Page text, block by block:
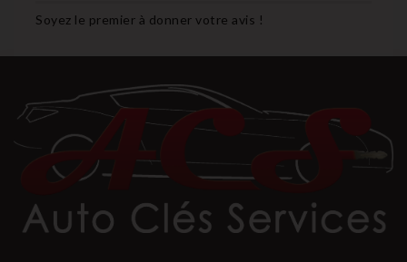
Soyez le premier à donner votre avis !